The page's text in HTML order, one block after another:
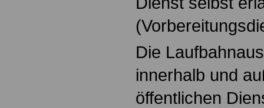
Die
innerhalb und
öffentlichen